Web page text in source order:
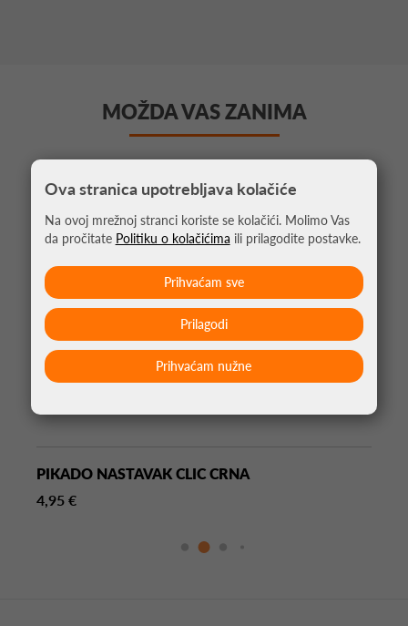
MOŽDA VAS ZANIMA
PIKADO NASTAVAK CLIC CRNA
4,95 €
Ova stranica upotrebljava kolačiće
Na ovoj mrežnoj stranci koriste se kolačići. Molimo Vas
da pročitate Politiku o kolačićima ili prilagodite postavke.
Prihvaćam nužne
Prilagodi
Prihvaćam sve